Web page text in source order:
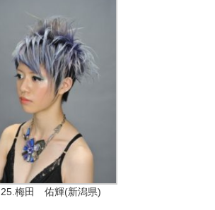
25.梅田 佑輝(新潟県)